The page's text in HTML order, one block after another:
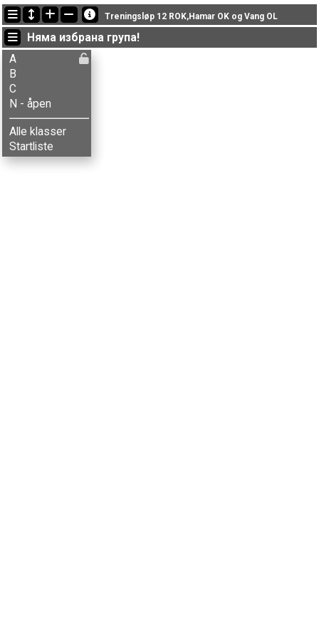
Последно обновени
19:02:07: Ola Jordheim (A) финиширал с време 35:15 (1)
17:52:09: Simen Bordal ( A) got new status: disq
17:51:08: Jon-Anders Bordal (A) финиширал с време 59:41 (10)
Treningsløp 12 ROK,Hamar OK og Vang OL
Няма избрана група!
A
B
C
N - åpen
Alle klasser
Startliste